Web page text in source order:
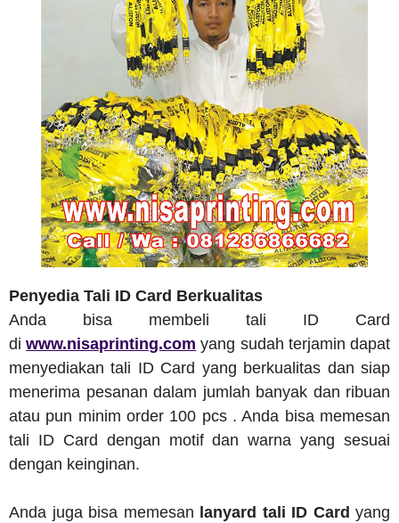
Penyedia Tali ID Card Berkualitas
Anda bisa membeli tali ID Card
diwww.nisaprinting.com yang sudah terjamin dapat
menyediakan tali ID Card yang berkualitas dan siap
menerima pesanan dalam jumlah banyak dan ribuan
atau pun minim order 100 pcs . Anda bisa memesan
tali ID Card dengan motif dan warna yang sesuai
dengan keinginan.
Anda juga bisa memesan lanyard tali ID Card yang